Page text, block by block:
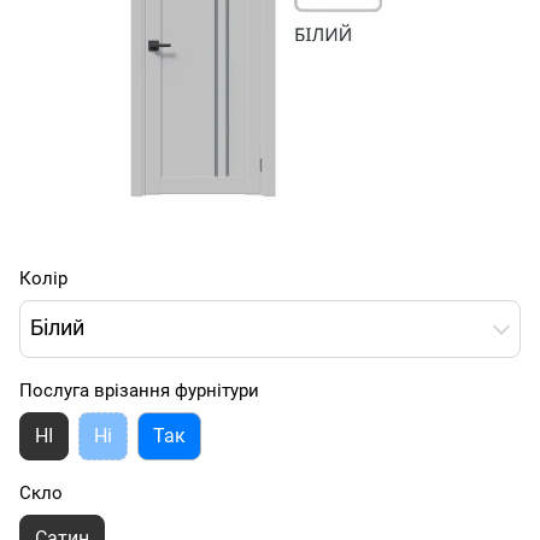
Колір
Білий
Послуга врізання фурнітури
НІ Ні Так
Скло